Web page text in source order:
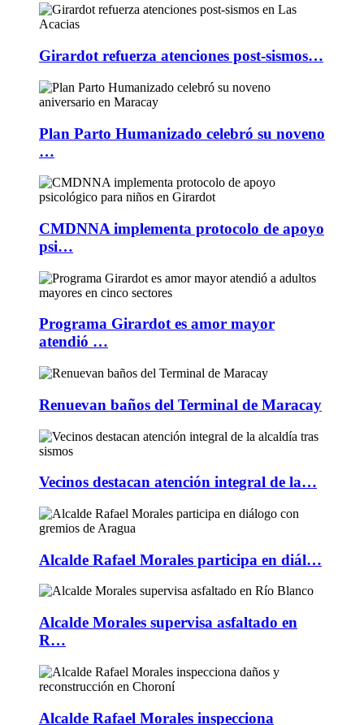
Girardot refuerza atenciones post-sismos…
Plan Parto Humanizado celebró su noveno
…
CMDNNA implementa protocolo de apoyo
psi…
Programa Girardot es amor mayor
atendió …
Renuevan baños del Terminal de Maracay
Vecinos destacan atención integral de la…
Alcalde Rafael Morales participa en diál…
Alcalde Morales supervisa asfaltado en
R…
Alcalde Rafael Morales inspecciona